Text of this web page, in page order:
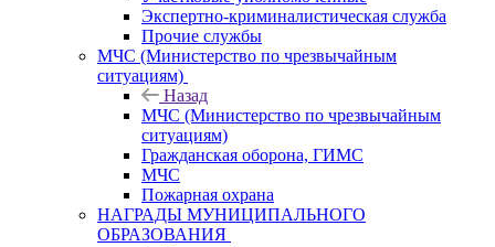
Экспертно-криминалистическая служба
Прочие службы
МЧС (Министерство по чрезвычайным
ситуациям)
Назад
МЧС (Министерство по чрезвычайным
ситуациям)
Гражданская оборона, ГИМС
МЧС
Пожарная охрана
НАГРАДЫ МУНИЦИПАЛЬНОГО
ОБРАЗОВАНИЯ